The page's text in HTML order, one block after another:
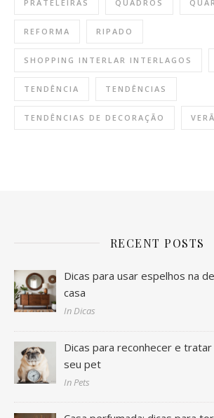
PRATELEIRAS QUADROS
REFORMA RIPADO
SHOPPING INTERLAR INTERLAGOS
TENDÊNCIA TENDÊNCIAS
TENDÊNCIAS DE DECORAÇÃO
RECENT POSTS
Dicas para usar espelhos na
casa
In Dicas
Dicas para reconhecer e
seu pet
In Pets